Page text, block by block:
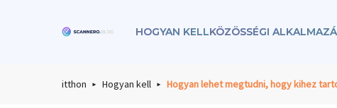
HOGYAN KELLKÖZÖSSÉGI
itthon Hogyan kell Hogyan lehet megtudni, hogy kihez